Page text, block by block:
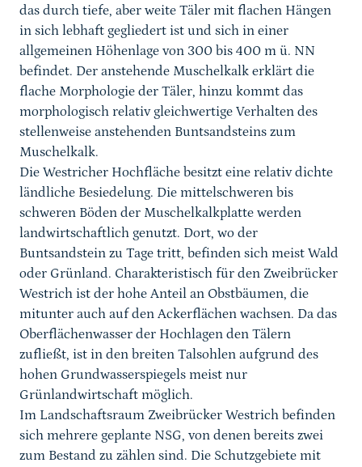
das durch tiefe, aber weite Täler mit flachen Hängen
in sich lebhaft gegliedert ist und sich in einer
allgemeinen Höhenlage von 300 bis 400 m ü. NN
befindet. Der anstehende Muschelkalk erklärt die
flache Morphologie der Täler, hinzu kommt das
morphologisch relativ gleichwertige Verhalten des
stellenweise anstehenden Buntsandsteins zum
Muschelkalk.
Die Westricher Hochfläche besitzt eine relativ dichte
ländliche Besiedelung. Die mittelschweren bis
schweren Böden der Muschelkalkplatte werden
landwirtschaftlich genutzt. Dort, wo der
Buntsandstein zu Tage tritt, befinden sich meist Wald
oder Grünland. Charakteristisch für den Zweibrücker
Westrich ist der hohe Anteil an Obstbäumen, die
mitunter auch auf den Ackerflächen wachsen. Da das
Oberflächenwasser der Hochlagen den Tälern
zufließt, ist in den breiten Talsohlen aufgrund des
hohen Grundwasserspiegels meist nur
Grünlandwirtschaft möglich.
Im Landschaftsraum Zweibrücker Westrich befinden
sich mehrere geplante NSG, von denen bereits zwei
zum Bestand zu zählen sind. Die Schutzgebiete mit